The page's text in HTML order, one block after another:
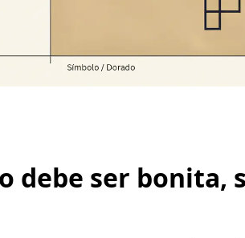
debe ser bonita,